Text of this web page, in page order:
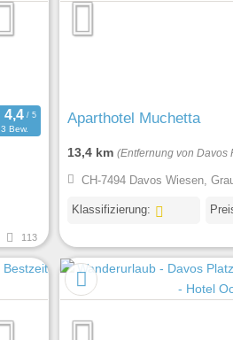
3 Bew.
113
Aparthotel Muchetta
13,4 km (Entfernung von Davos
CH-7494 Davos Wiesen,
Klassifizierung: